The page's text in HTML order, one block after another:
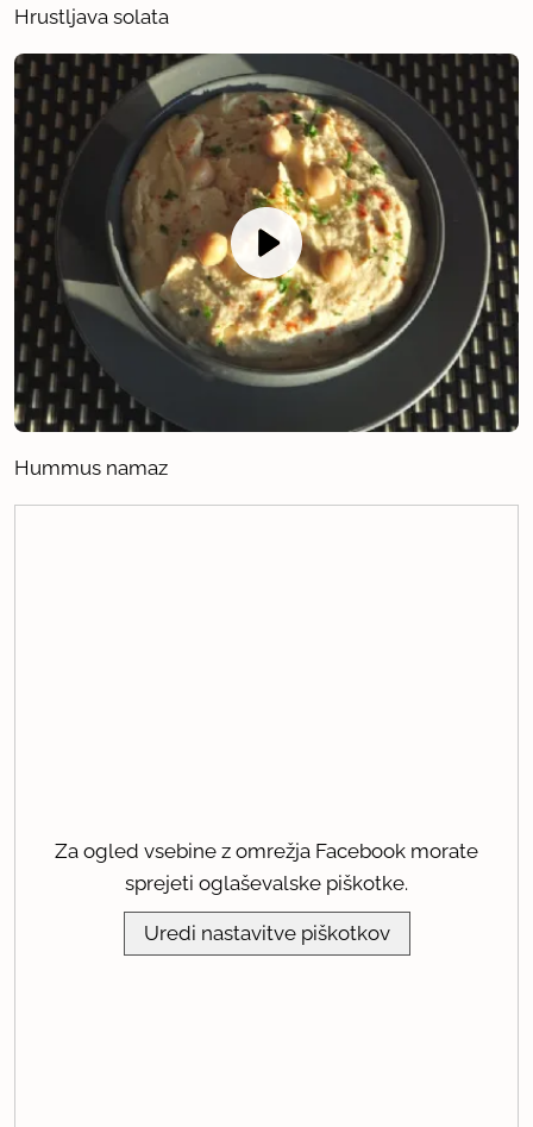
Hrustljava solata
Hummus namaz
Za ogled vsebine z omrežja Facebook morate
sprejeti oglaševalske piškotke.
Uredi nastavitve piškotkov